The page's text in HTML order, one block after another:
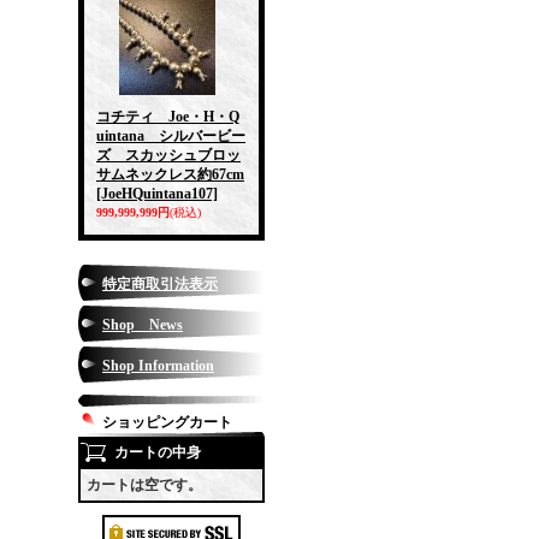
コチティ Joe・H・Q
uintana シルバービー
ズ スカッシュブロッ
サムネックレス約67cm
[JoeHQuintana107]
999,999,999円(税込)
特定商取引法表示
Shop News
Shop Information
ショッピングカート
カートの中身
カートは空です。